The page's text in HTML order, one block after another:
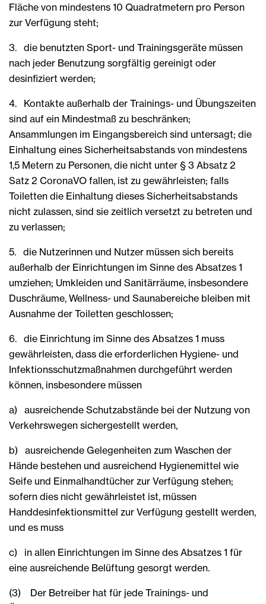
Fläche von mindestens 10 Quadratmetern pro Person
zur Verfügung steht;
3. die benutzten Sport- und Trainingsgeräte müssen
nach jeder Benutzung sorgfältig gereinigt oder
desinfiziert werden;
4. Kontakte außerhalb der Trainings- und Übungszeiten
sind auf ein Mindestmaß zu beschränken;
Ansammlungen im Eingangsbereich sind untersagt; die
Einhaltung eines Sicherheitsabstands von mindestens
1,5 Metern zu Personen, die nicht unter § 3 Absatz 2
Satz 2 CoronaVO fallen, ist zu gewährleisten; falls
Toiletten die Einhaltung dieses Sicherheitsabstands
nicht zulassen, sind sie zeitlich versetzt zu betreten und
zu verlassen;
5. die Nutzerinnen und Nutzer müssen sich bereits
außerhalb der Einrichtungen im Sinne des Absatzes 1
umziehen; Umkleiden und Sanitärräume, insbesondere
Duschräume, Wellness- und Saunabereiche bleiben mit
Ausnahme der Toiletten geschlossen;
6. die Einrichtung im Sinne des Absatzes 1 muss
gewährleisten, dass die erforderlichen Hygiene- und
Infektionsschutzmaßnahmen durchgeführt werden
können, insbesondere müssen
a) ausreichende Schutzabstände bei der Nutzung von
Verkehrswegen sichergestellt werden,
b) ausreichende Gelegenheiten zum Waschen der
Hände bestehen und ausreichend Hygienemittel wie
Seife und Einmalhandtücher zur Verfügung stehen;
sofern dies nicht gewährleistet ist, müssen
Handdesinfektionsmittel zur Verfügung gestellt werden,
und es muss
c) in allen Einrichtungen im Sinne des Absatzes 1 für
eine ausreichende Belüftung gesorgt werden.
(3) Der Betreiber hat für jede Trainings- und